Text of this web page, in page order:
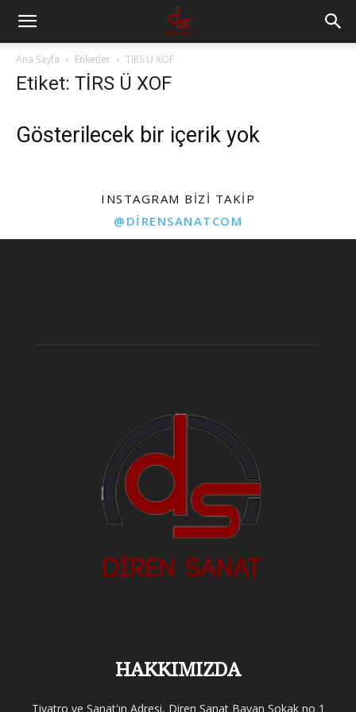
Ana Sayfa Etiketler TİRS Ü XOF
Etiket: TİRS Ü XOF
Gösterilecek bir içerik yok
INSTAGRAM BIZI TAKIP
@DIRENSANATCOM
HAKKIMIZDA
Tiyatro ve Sanat'ın Adresi, Diren Sanat Bayan Sokak no 1